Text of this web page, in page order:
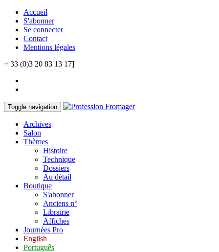
Accueil
S'abonner
Se connecter
Contact
Mentions légales
+ 33 (0)3 20 83 13 17]
Toggle navigation
Archives
Salon
Thèmes
Histoire
Technique
Dossiers
Au détail
Boutique
S'abonner
Anciens n°
Librairie
Affiches
Journées Pro
English
Português